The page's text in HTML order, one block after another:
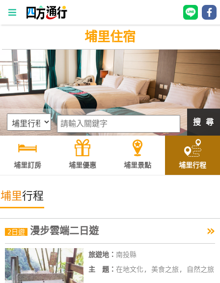
四
方
通
行
訂
房
灣
訂
房
直接跟飯店訂房HOT
特
色
民
宿
埔里住宿
搜 尋
埔里訂房 埔里優惠 埔里景點 埔里行程
埔里行程
2日遊 漫步雲端二日遊 »
旅遊地： 南投縣
主 題： 在地文化, 美食之旅, 自然之旅